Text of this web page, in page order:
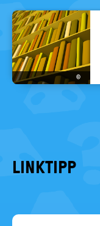
©
LINKTIPP